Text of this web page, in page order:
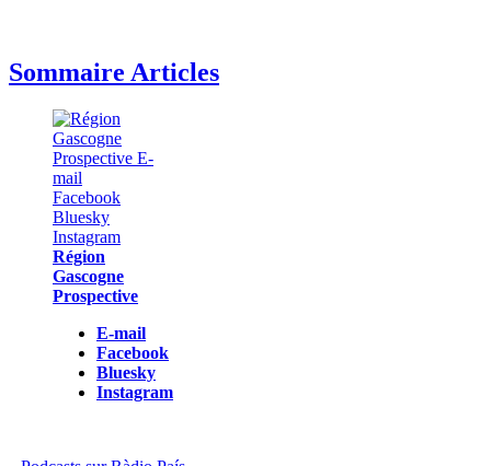
Sommaire Articles
Région
Gascogne
Prospective
E-mail
Facebook
Bluesky
Instagram